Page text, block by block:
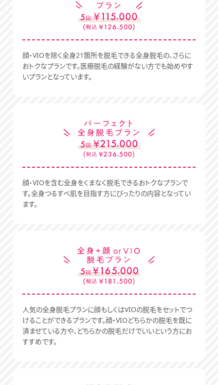
顔・VIOを除く全身21箇所を脱毛できる全身脱毛の、さらに
おトクなプランです。医療脱毛の経験がない方でも始めやす
いプランとなっています。
顔・VIOを含む全身をくまなく脱毛できるおトクなプランで
す。全身つるすべ肌を目指す方にぴったりの内容となってい
ます。
人気の全身脱毛プランに顔もしくはVIOの脱毛をセットでつ
けることができるプランです。顔・VIOどちらかの脱毛を既に
済ませている方や、どちらかの脱毛だけでいいという方にお
すすめです。